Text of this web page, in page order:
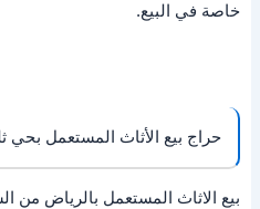
خاصة في البيع.
حراج بيع الأثاث المستعمل بحي
بيع الاثاث المستعمل بالرياض من